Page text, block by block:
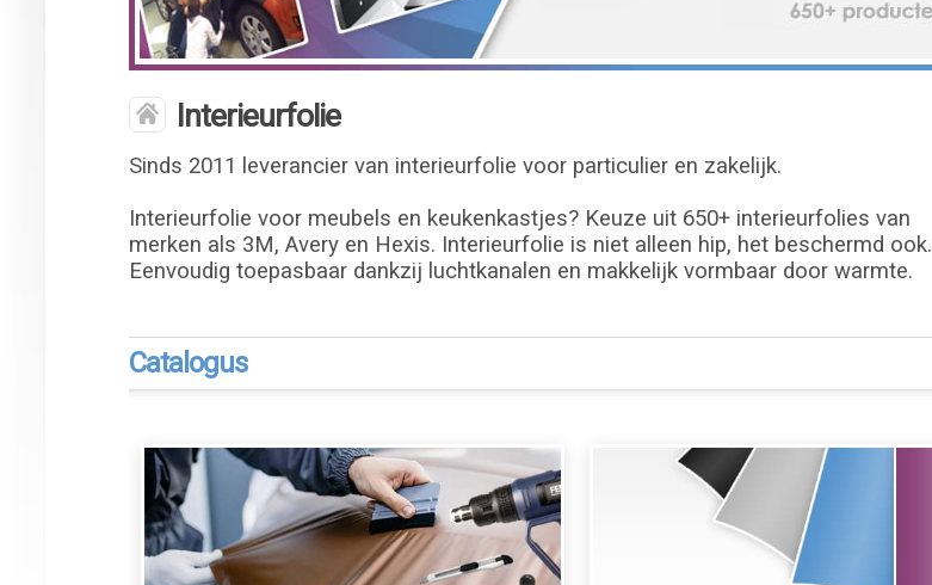
Interieurfolie
Sinds 2011 leverancier van interieurfolie voor particulier en zakelijk.
Interieurfolie voor meubels en keukenkastjes? Keuze uit 650+ interieurfolies van
merken als 3M, Avery en Hexis. Interieurfolie is niet alleen hip, het beschermd ook.
Eenvoudig toepasbaar dankzij luchtkanalen en makkelijk vormbaar door warmte.
Catalogus